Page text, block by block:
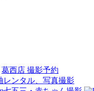
葛西店 撮影予約